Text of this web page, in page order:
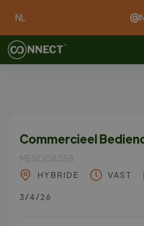
NL
Commercieel
MESO08358
HYBRIDE VAST
3/4/26